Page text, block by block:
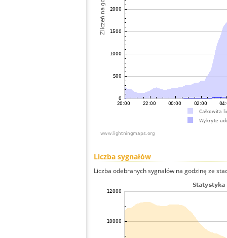
Liczba sygnałów
Liczba odebranych sygnałów na godzinę ze